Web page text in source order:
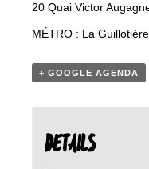
20 Quai Victor
MÉTRO : La Guillotière
+ GOOGLE AGENDA
DETAILS